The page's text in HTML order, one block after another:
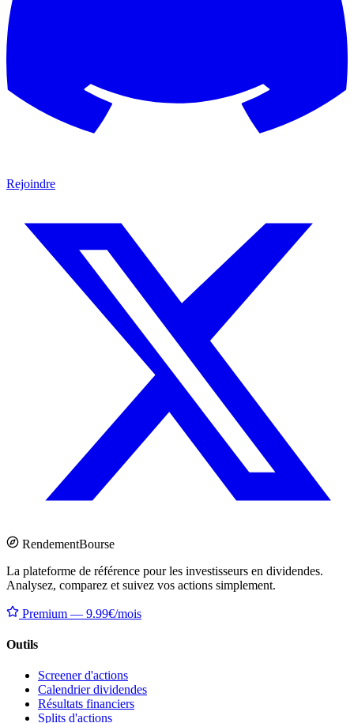
Rejoindre
RendementBourse
La plateforme de référence pour les investisseurs en dividendes.
Analysez, comparez et suivez vos actions simplement.
Premium — 9.99€/mois
Outils
Screener d'actions
Calendrier dividendes
Résultats financiers
Splits d'actions